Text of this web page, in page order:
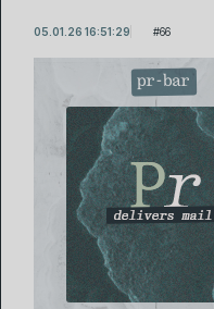
66
05.01.26 16:51:29
pr-bar